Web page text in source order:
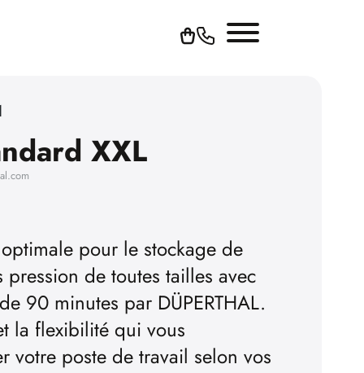
XXL
pour le stockage de
de toutes tailles avec
90 minutes par DÜPERTHAL.
la flexibilité qui vous
votre poste de travail selon vos